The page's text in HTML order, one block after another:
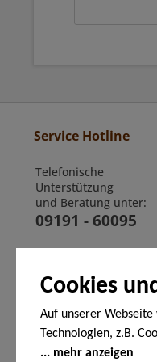
Cookies
Auf unserer
Technologien, z.B.
Endgerät gespeichert
mehr anzeigen
Service Hotline
Telefonische
Unterstützung
und Beratung unter:
09191 - 60095
Zahlungsarten